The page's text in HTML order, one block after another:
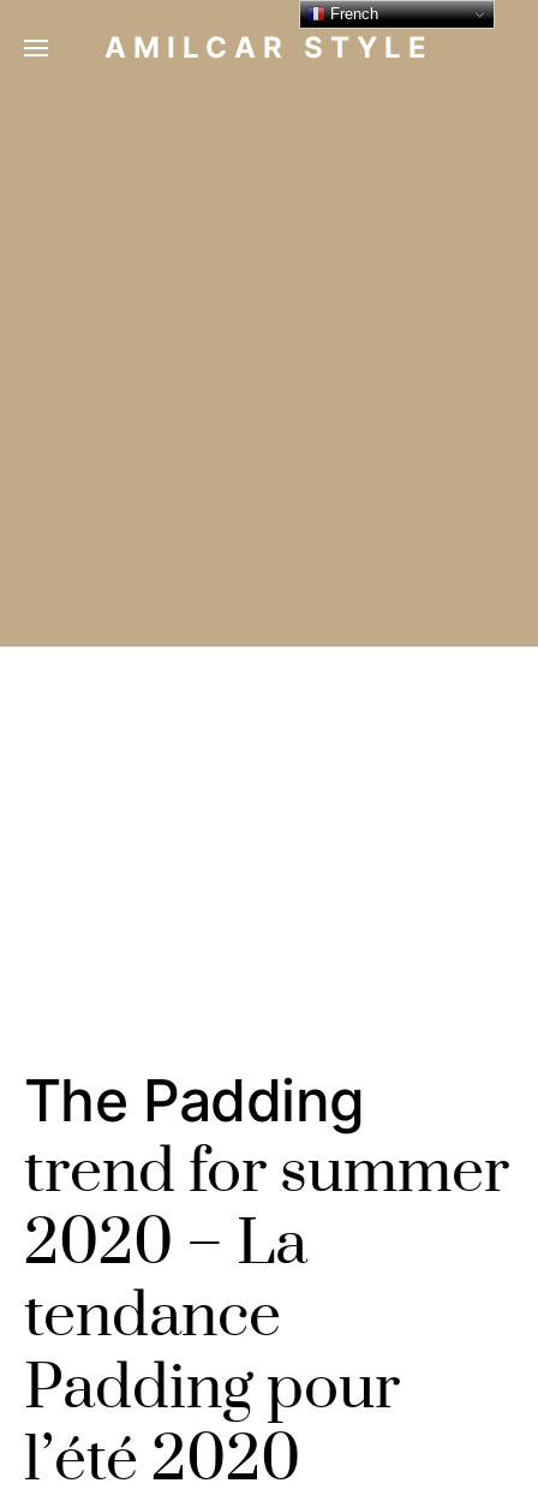
AMILCAR STYLE
The Padding
trend for summer
2020 – La
tendance
Padding pour
l’été 2020
French